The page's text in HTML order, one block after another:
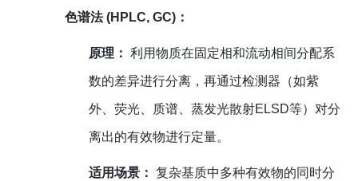
色谱法 (HPLC, GC)：
原理： 利用物质在固定相和流动相间分配系
数的差异进行分离，再通过检测器（如紫
外、荧光、质谱、蒸发光散射ELSD等）对分
离出的有效物进行定量。
适用场景： 复杂基质中多种有效物的同时分